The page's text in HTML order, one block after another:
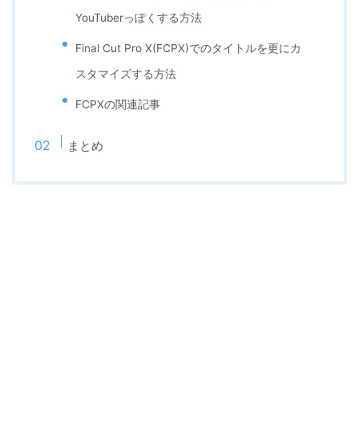
YouTuberっぽくする方法
Final Cut Pro X(FCPX)でのタイトルを更にカ
スタマイズする方法
FCPXの関連記事
まとめ